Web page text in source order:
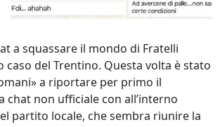
a squassare il mondo di Fratelli
caso del Trentino. Questa volta è stato
a riportare per primo il
chat non ufficiale con all’interno
partito locale, che sembra riunire la